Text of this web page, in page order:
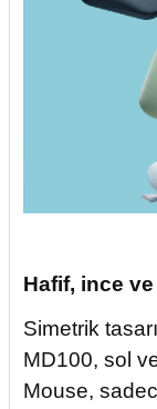
Hafif, ince ve
Simetrik
MD100, sol
Mouse,